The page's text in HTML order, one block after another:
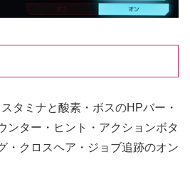
タミナと酸素・ボスのHPバー・
ンター・ヒント・アクションボタ
・クロスヘア・ジョブ追跡のオン